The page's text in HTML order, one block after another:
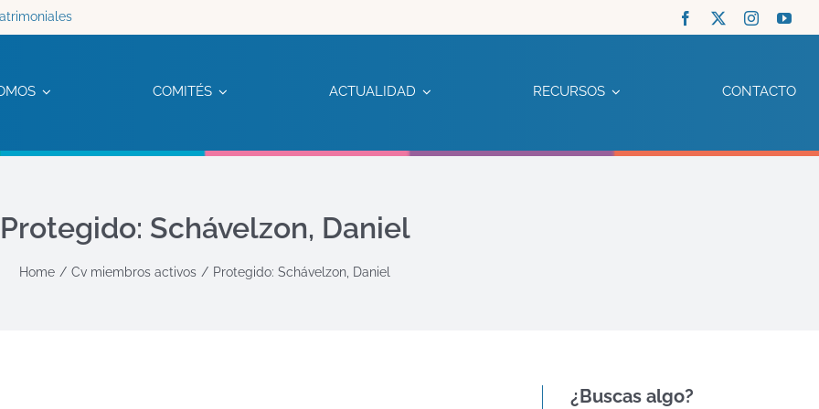
COMITÉS ACTUALIDAD RECURSOS CONTACTO
Protegido: Schávelzon, Daniel
Home Cv miembros activos Protegido: Schávelzon, Daniel
¿Buscas algo?